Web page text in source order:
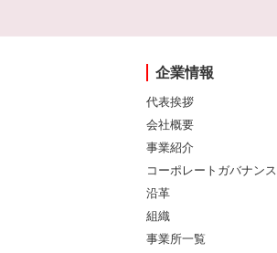
企業情報
代表挨拶
会社概要
事業紹介
コーポレートガバナンス
沿革
組織
事業所一覧